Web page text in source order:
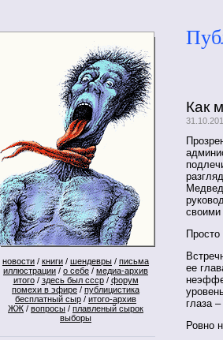
новости / книги / шендевры / письма
иллюстрации / о себе / медиа-архив
итого/ здесь был ссср/ форум
помехи в эфире / публицистика
бесплатный сыр / итого-архив
ЖЖ / вопросы / плавленый сырок
выборы
Как
своими
ее
глаза
Ровно